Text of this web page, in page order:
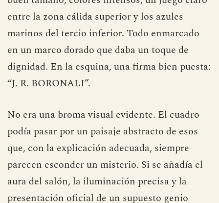
La obra en sí tenía empaque. Un lienzo de
buen tamaño, colores intensos, un juego claro
entre la zona cálida superior y los azules
marinos del tercio inferior. Todo enmarcado
en un marco dorado que daba un toque de
“J. R. BORONALI”.
No era una broma visual evidente. El cuadro
podía pasar por un paisaje abstracto de esos
que, con la explicación adecuada, siempre
parecen esconder un misterio. Si se añadía el